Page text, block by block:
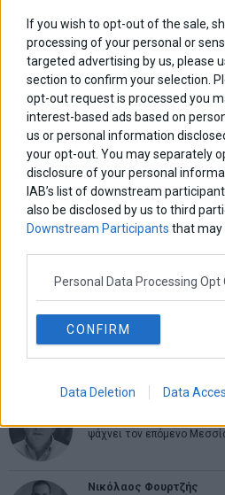
If you wish to opt-out of the sale,
processing of your personal or
targeted advertising by us, please
section to confirm your selection.
opt-out request is processed you
interest-based ads based on
us or personal information
your opt-out. You may separately
disclosure of your personal
IAB’s list of downstream
also be disclosed by us to third
Downstream Participants that may
Personal Data Processing Opt
CONFIRM
Data Deletion Data
ΑΡΘΡΟΓΡΑΦΟΙ
Ελευθερία Κούρταλη
Οι «τιμωροί» των
Η αληθινή παιδεία ξεκινά
Σταματίνα Σταματάκου
ψάχνει τον επόμενο
Νικόλαος Φουρτζής